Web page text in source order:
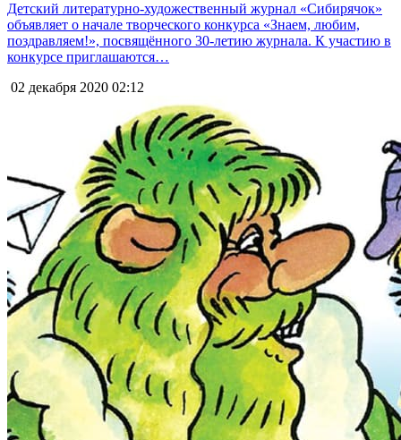
Детский литературно-художественный журнал «Сибирячок»
объявляет о начале творческого конкурса «Знаем, любим,
поздравляем!», посвящённого 30-летию журнала. К участию в
конкурсе приглашаются…
02 декабря 2020 02:12